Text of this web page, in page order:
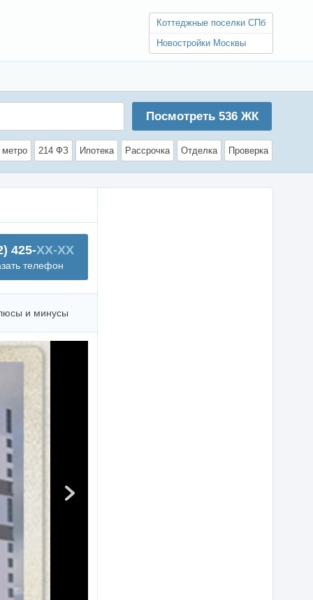
Коттеджные поселки СПб
Новостройки Москвы
Посмотреть 536ЖК
214 ФЗ Ипотека Рассрочка Отделка Проверка
425-XX-XX
телефон
и минусы